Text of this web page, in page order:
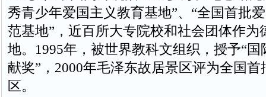
秀青少年爱国主义教育基地”、“全国首批
范基地”，近百所大专院校和社会团体作为
地。1995年，被世界教科文组织，授予“
献奖”，2000年毛泽东故居景区评为全国
区。